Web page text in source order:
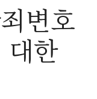
변호
대한